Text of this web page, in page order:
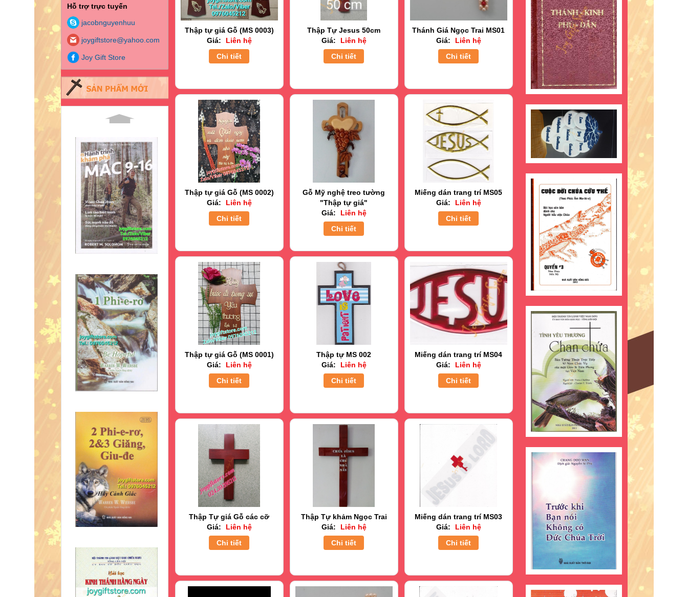
Hỗ trợ trực tuyến
jacobnguyenhuu
joygiftstore@yahoo.com
Joy Gift Store
Thập tự giá Gỗ (MS 0003)
Giá:
Liên hệ
Chi tiết
Thập Tự Jesus 50cm
Giá:
Liên hệ
Chi tiết
Thánh Giá Ngọc Trai MS01
Giá:
Liên hệ
Chi tiết
Thập tự giá Gỗ (MS 0002)
Giá:
Liên hệ
Chi tiết
Gỗ Mỹ nghệ treo tường
"Thập tự giá"
Giá:
Liên hệ
Chi tiết
Miếng dán trang trí MS05
Giá:
Liên hệ
Chi tiết
Thập tự giá Gỗ (MS 0001)
Giá:
Liên hệ
Chi tiết
Thập tự MS 002
Giá:
Liên hệ
Chi tiết
Miếng dán trang trí MS04
Giá:
Liên hệ
Chi tiết
Thập Tự giá Gỗ các cỡ
Giá:
Liên hệ
Chi tiết
Thập Tự khảm Ngọc Trai
Giá:
Liên hệ
Chi tiết
Miếng dán trang trí MS03
Giá:
Liên hệ
Chi tiết